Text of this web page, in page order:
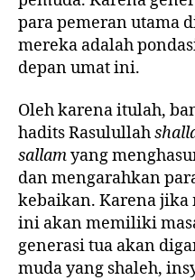
para pemeran utama
mereka adalah
depan umat ini.
Oleh karena itulah,
hadits Rasulullah
sallamyang
dan mengarahkan
kebaikan. Karena jika
ini akan memiliki
generasi tua akan
muda yang shaleh,